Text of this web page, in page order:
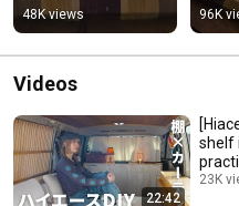
48K views 96K
Videos
22:42
shelf
seats
23K